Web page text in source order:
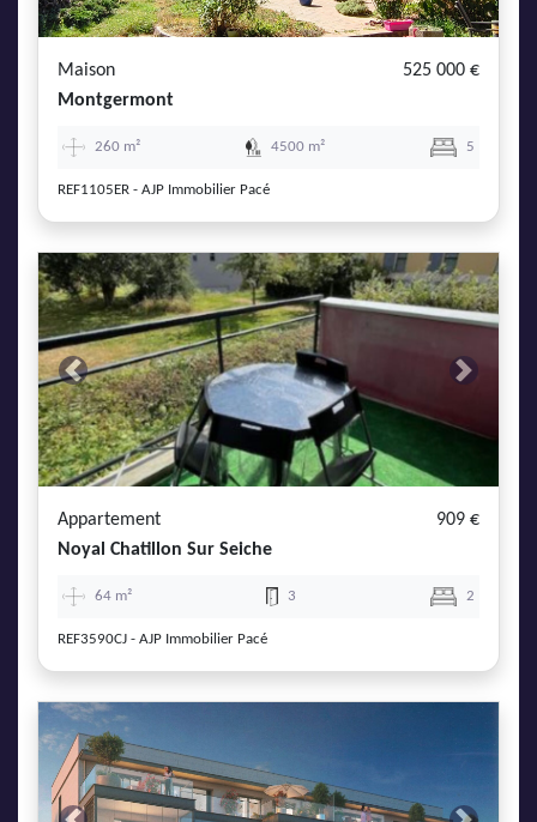
Maison
525 000 €
Montgermont
260 m² 4500 m² 5
REF1105ER - AJP Immobilier Pacé
Previous Next
Appartement
909 €
Noyal Chatillon Sur Seiche
64 m² 3 2
REF3590CJ - AJP Immobilier Pacé